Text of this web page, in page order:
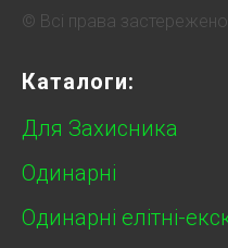
© Всі права
Каталоги:
Для Захисника
Одинарні
Одинарні елітні-